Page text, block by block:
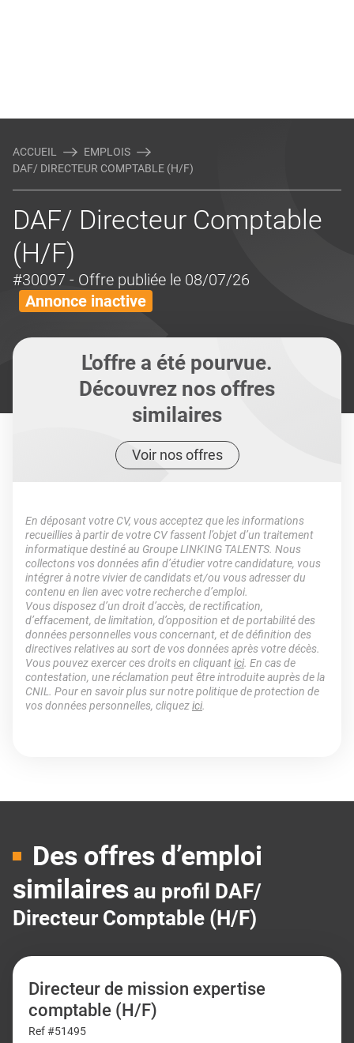
ACCUEIL
EMPLOIS
DAF/ DIRECTEUR COMPTABLE (H/F)
DAF/ Directeur Comptable
(H/F)
#30097 - Offre publiée le 08/07/26
Annonce inactive
L'offre a été pourvue.
Découvrez nos offres
similaires
Voir nos offres
En déposant votre CV, vous acceptez que les informations
recueillies à partir de votre CV fassent l’objet d’un traitement
informatique destiné au Groupe LINKING TALENTS. Nous
collectons vos données afin d’étudier votre candidature, vous
intégrer à notre vivier de candidats et/ou vous adresser du
contenu en lien avec votre recherche d’emploi.
Vous disposez d’un droit d’accès, de rectification,
d’effacement, de limitation, d’opposition et de portabilité des
données personnelles vous concernant, et de définition des
directives relatives au sort de vos données après votre décès.
Vous pouvez exercer ces droits en cliquantici. En cas de
contestation, une réclamation peut être introduite auprès de la
CNIL. Pour en savoir plus sur notre politique de protection de
vos données personnelles, cliquezici.
Des offres d’emploi
similaires au profil DAF/
Directeur Comptable (H/F)
Directeur de mission expertise
comptable (H/F)
Ref #51495